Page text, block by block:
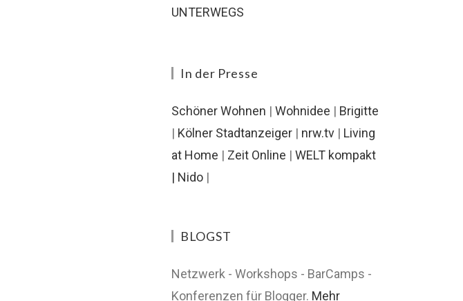
UNTERWEGS
In der Presse
Schöner Wohnen | Wohnidee | Brigitte
| Kölner Stadtanzeiger | nrw.tv | Living
at Home | Zeit Online | WELT kompakt
| Nido |
BLOGST
Netzwerk - Workshops - BarCamps -
Konferenzen für Blogger. Mehr